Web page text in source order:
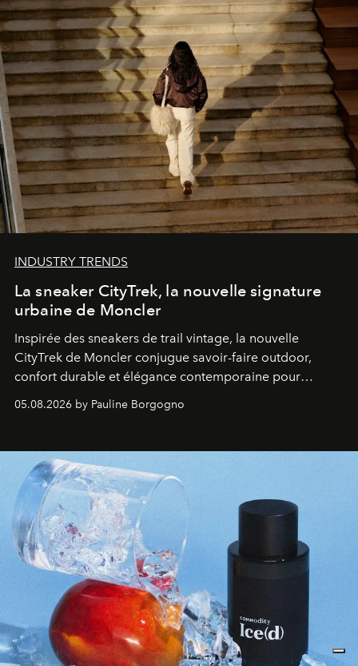
INDUSTRY TRENDS
La sneaker CityTrek, la nouvelle signature
urbaine de Moncler
Inspirée des sneakers de trail vintage, la nouvelle
CityTrek de Moncler conjugue savoir-faire outdoor,
confort durable et élégance contemporaine pour
accompagner les explorations du quotidien.
05.08.2026 by Pauline Borgogno